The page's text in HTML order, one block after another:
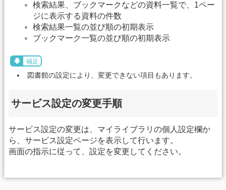
検索結果、ブックマークなどの資料一覧で、1ペー
ジに表示する資料の件数
検索結果一覧の並び順の初期表示
ブックマーク一覧の並び順の初期表示
補足
図書館の設定により、変更できない項目もあります。
サービス設定の変更手順
サービス設定の変更は、マイライブラリの個人設定欄か
ら、サービス設定ページを表示して行います。
画面の指示に従って、設定を変更してください。